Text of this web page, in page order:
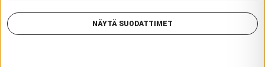
NÄYTÄ SUODATTIMET